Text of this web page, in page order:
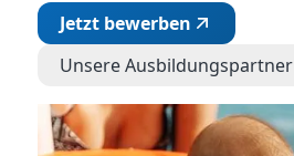
Jetzt bewerben
Unsere Ausbildungspartner